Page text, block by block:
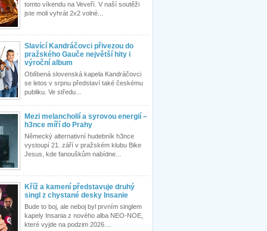
tomto víkendu na Veveří. V naší soutěži
jste moli vyhrát 2x2 volné...
Slavící Kandráčovci přivezou do
pražského Gauče největší hity i
výroční album
Oblíbená slovenská kapela Kandráčovci
se letos v srpnu představí také českému
publiku. Ve středu...
Mezi melancholií a syrovou energií –
h3nce míří do Prahy
Německý alternativní hudebník h3nce
vystoupí 21. září v pražském klubu Bike
Jesus, kde fanouškům nabídne...
Kříž a kamení představuje druhý
singl z chystané desky Insanie
Bude to boj, ale neboj byl prvním singlem
kapely Insania z nového alba NEO-NOE,
které vyjde na podzim 2026....